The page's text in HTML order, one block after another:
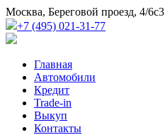
Москва, Береговой проезд, 4/6с3
+7 (495) 021-31-77
Главная
Автомобили
Кредит
Trade-in
Выкуп
Контакты